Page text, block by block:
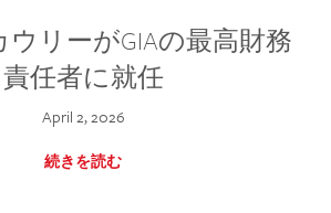
リーがGIAの最高財務
責任者に就任
April 2, 2026
続きを読む